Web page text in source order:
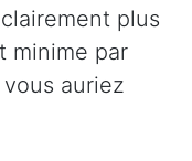
plus
minime par
auriez